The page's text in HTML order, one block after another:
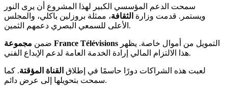
سمحت الدعم المؤسسي الكبير لهذا المشروع أن يرى النور
ويستمر. قدمت وزارة الثقافة، ممثلة بروزلين باكلي، والمجلس
الأعلى للسمعي البصري دعمهم الثمين.
ضمن مجموعة France Télévisions
هذا الالتزام المالي إرادة الخدمة العامة لدعم الإبداع الفني.
لعبت هذه الشراكات دورًا حاسمًا في إطلاق القناة المؤقتة. كما
سمحت بتحويلها إلى عرض دائم.